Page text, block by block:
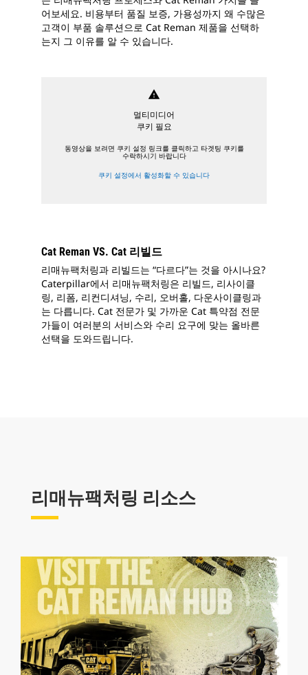
어보세요. 비용부터 품질 보증, 가용성까지 왜 수많은
고객이 부품 솔루션으로 Cat Reman 제품을 선택하
는지 그 이유를 알 수 있습니다.
warning
멀티미디어
쿠키 필요
동영상을 보려면 쿠키 설정 링크를 클릭하고 타겟팅 쿠키를
수락하시기 바랍니다
쿠키 설정에서 활성화할 수 있습니다
Cat Reman VS. Cat 리빌드
리매뉴팩처링과 리빌드는 “다르다”는 것을 아시나요?
Caterpillar에서 리매뉴팩처링은 리빌드, 리사이클
링, 리폼, 리컨디셔닝, 수리, 오버홀, 다운사이클링과
는 다릅니다. Cat 전문가 및 가까운 Cat 특약점 전문
가들이 여러분의 서비스와 수리 요구에 맞는 올바른
선택을 도와드립니다.
리매뉴팩처링 리소스